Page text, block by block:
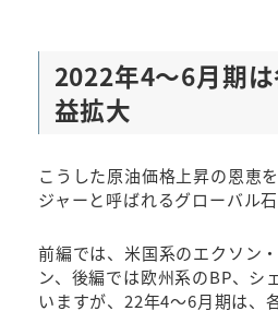
2022年4～6月期
益拡大
こうした原油価格上昇の恩恵
ジャーと呼ばれるグローバル石
前編では、米国系のエクソン
ン、後編では欧州系のBP、シ
いますが、22年4～6月期は、